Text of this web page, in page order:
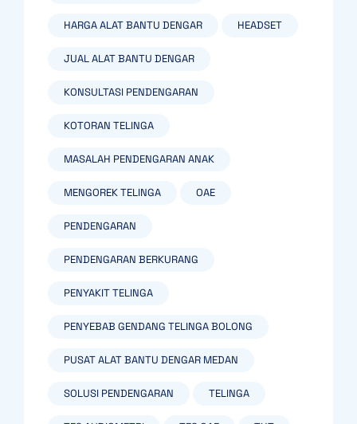
HARGA ALAT BANTU DENGAR HEADSET
JUAL ALAT BANTU DENGAR
KONSULTASI PENDENGARAN
KOTORAN TELINGA
MASALAH PENDENGARAN ANAK
MENGOREK TELINGA OAE
PENDENGARAN
PENDENGARAN BERKURANG
PENYAKIT TELINGA
PENYEBAB GENDANG TELINGA BOLONG
PUSAT ALAT BANTU DENGAR MEDAN
SOLUSI PENDENGARAN TELINGA